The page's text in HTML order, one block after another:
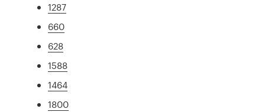
1287
660
628
1588
1464
1800